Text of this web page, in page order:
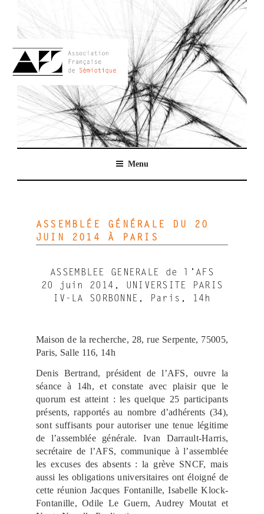
contenu
AFSEMIO.FR
Menu
ASSEMBLÉE GÉNÉRALE DU 20
JUIN 2014 À PARIS
ASSEMBLEE GENERALE de l’AFS
20 juin 2014, UNIVERSITE PARIS
IV-LA SORBONNE, Paris, 14h
Maison de la recherche, 28, rue Serpente, 75005,
Paris, Salle 116, 14h
Denis Bertrand, président de l’AFS, ouvre la
séance à 14h, et constate avec plaisir que le
quorum est atteint : les quelque 25 participants
présents, rapportés au nombre d’adhérents (34),
sont suffisants pour autoriser une tenue légitime
de l’assemblée générale. Ivan Darrault-Harris,
secrétaire de l’AFS, communique à l’assemblée
les excuses des absents : la grève SNCF, mais
aussi les obligations universitaires ont éloigné de
cette réunion Jacques Fontanille, Isabelle Klock-
Fontanille, Odile Le Guern, Audrey Moutat et